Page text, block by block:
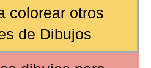
colorear otros
de Dibujos